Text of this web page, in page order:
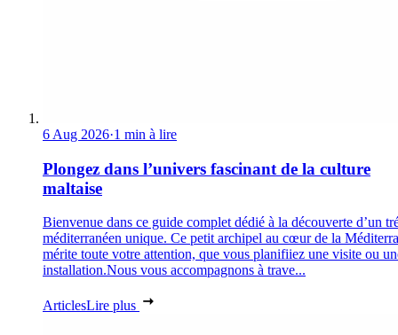
6 Aug 2026·1 min à lire
Plongez dans l’univers fascinant de la culture
maltaise
Bienvenue dans ce guide complet dédié à la découverte d’un
méditerranéen unique. Ce petit archipel au cœur de la
mérite toute votre attention, que vous planifiiez une visite ou
installation.Nous vous accompagnons à trave...
ArticlesLire plus